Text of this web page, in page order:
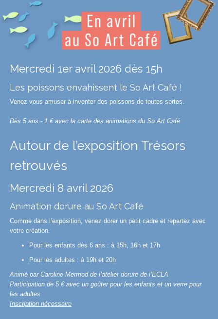
Mercredi 1er avril 2026 dès 15h
Les poissons envahissent le So Art Café !
Venez vous amuser à inventer des poissons de toutes sortes.
Dès 5 ans - 1 € avec la carte des animations du So Art Café
Autour de l’exposition Trésors
retrouvés
Mercredi 8 avril 2026
Animation dorure au So Art Café
Comme dans l’exposition, venez dorer un petit cadre et repartez avec
votre création.
Pour les enfants dès 6 ans : à 15h, 16h et 17h
Pour les adultes : à 19h et 20h
Animé par Caroline Mermod de l’atelier dorure de l’ECLA
Participation de 5 € avec un goûter pour les enfants et un verre pour
les adultes
Inscription nécessaire